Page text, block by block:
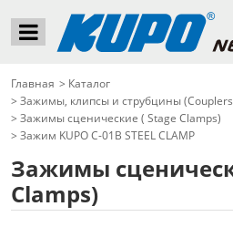
Главная > Каталог
> Зажимы, клипсы и струбцины
> Зажимы сценические ( Stage Clamps)
> Зажим KUPO C-01B STEEL CLAMP
Зажимы
Clamps)